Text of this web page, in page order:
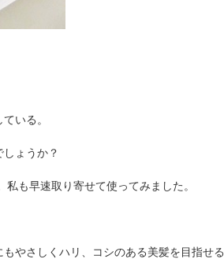
いる。
ょうか？
私も早速取り寄せて使ってみました。
やさしくハリ、コシのある美髪を目指せる